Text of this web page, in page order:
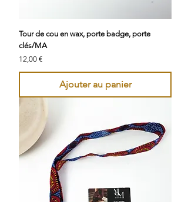
Tour de cou en wax, porte badge, porte
clés/MA
Prix
12,00 €
Ajouter au panier